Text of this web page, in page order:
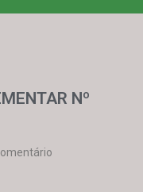
Nº